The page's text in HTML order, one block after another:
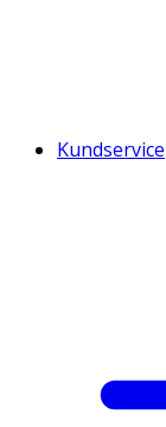
Kundservice